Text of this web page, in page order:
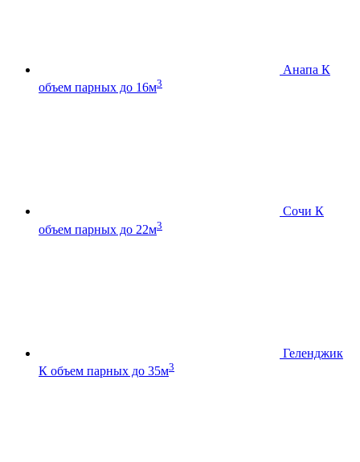
Анапа К
объем парных до 16м3
Сочи К
объем парных до 22м3
Геленджик
К объем парных до 35м3